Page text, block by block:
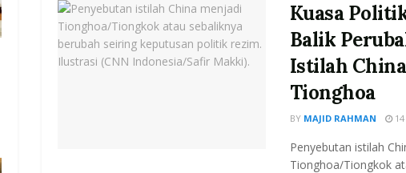
Kuasa
Balik
Istilah
Tionghoa
BY MAJID RAHMAN 14
Penyebutan istilah
Tionghoa/Tiongkok